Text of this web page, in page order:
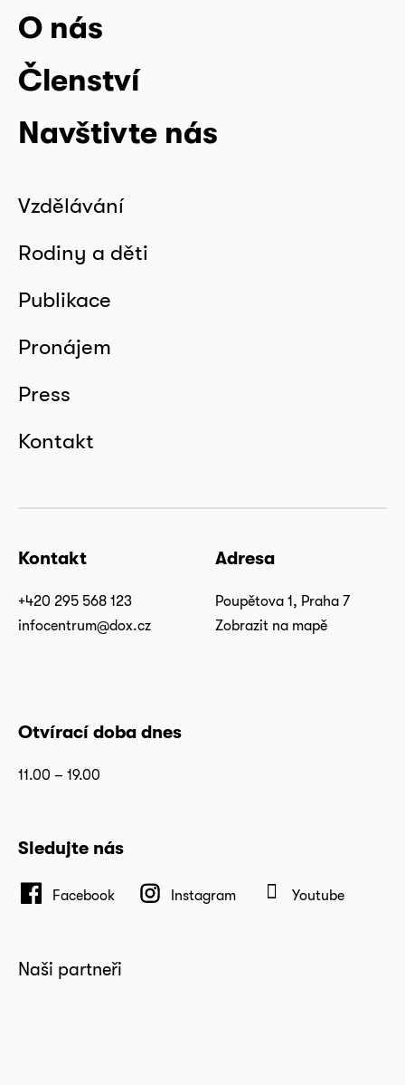
O nás
Členství
Navštivte nás
Vzdělávání
Rodiny a děti
Publikace
Pronájem
Press
Kontakt
Kontakt
+420 295 568 123
infocentrum@dox.cz
Adresa
Poupětova 1, Praha 7
Zobrazit na mapě
Otvírací doba dnes
11.00 – 19.00
Sledujte nás
Facebook Instagram Youtube
Naši partneři